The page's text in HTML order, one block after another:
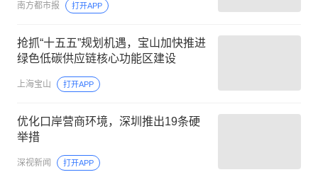
南方都市报 打开APP
抢抓“十五五”规划机遇，宝山加快推进
绿色低碳供应链核心功能区建设
上海宝山 打开APP
优化口岸营商环境，深圳推出19条硬
举措
深视新闻 打开APP